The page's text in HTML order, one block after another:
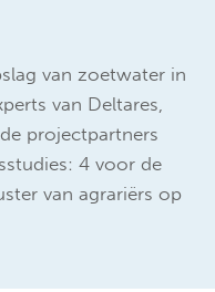
van zoetwater in
van Deltares,
projectpartners
4 voor de
van agrariërs op